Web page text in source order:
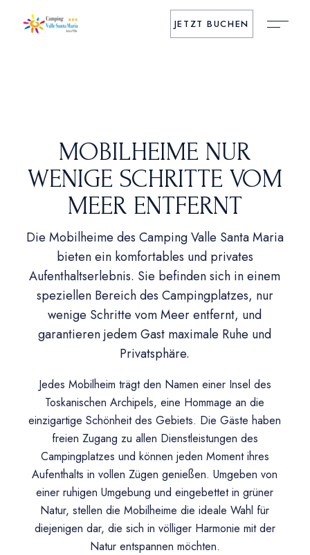
JETZT BUCHEN
MOBILHEIME NUR
WENIGE SCHRITTE VOM
MEER ENTFERNT
Die Mobilheime des Camping Valle Santa Maria
bieten ein komfortables und privates
Aufenthaltserlebnis. Sie befinden sich in einem
speziellen Bereich des Campingplatzes, nur
wenige Schritte vom Meer entfernt, und
garantieren jedem Gast maximale Ruhe und
Privatsphäre.
Jedes Mobilheim trägt den Namen einer Insel des
Toskanischen Archipels, eine Hommage an die
einzigartige Schönheit des Gebiets. Die Gäste haben
freien Zugang zu allen Dienstleistungen des
Campingplatzes und können jeden Moment ihres
Aufenthalts in vollen Zügen genießen. Umgeben von
einer ruhigen Umgebung und eingebettet in grüner
Natur, stellen die Mobilheime die ideale Wahl für
diejenigen dar, die sich in völliger Harmonie mit der
Natur entspannen möchten.